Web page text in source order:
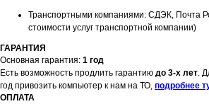
Транспортными компаниями: СДЭК, Почта
стоимости услуг транспортной компании)
ГАРАНТИЯ
Основная гарантия: 1 год
Есть возможность продлить гарантию до 3-х лет.
год привозить компьютер к нам на ТО, подробнее
ОПЛАТА